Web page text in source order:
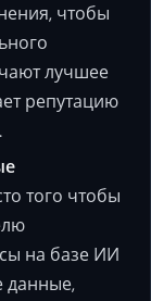
чтобы
лучшее
репутацию
того чтобы
на базе ИИ
данные,